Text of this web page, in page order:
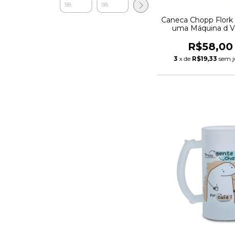
Caneca Chopp Flork
uma Máquina d
R$58,00
3 x de R$19,33 sem